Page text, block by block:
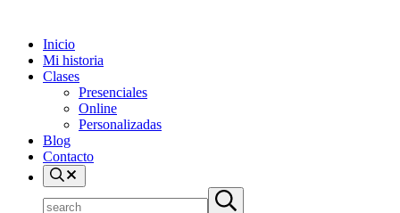
Inicio
Mi historia
Clases
Presenciales
Online
Personalizadas
Blog
Contacto
search
en
Submit
search